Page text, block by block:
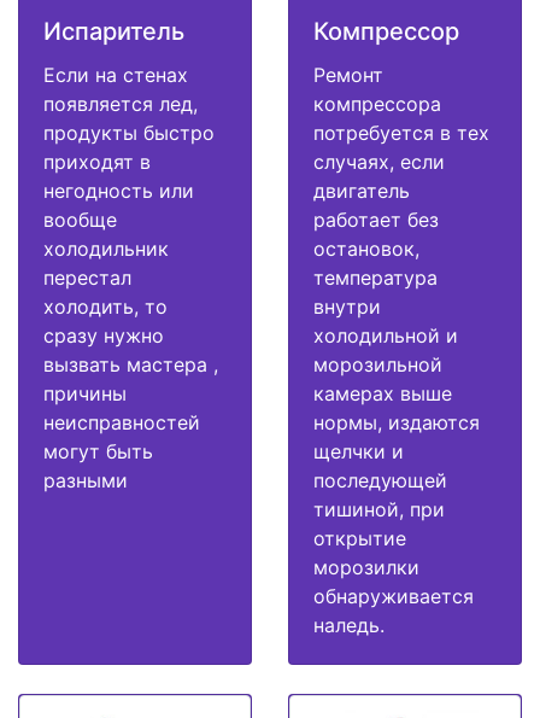
Испаритель
Если на стенах
появляется лед,
продукты быстро
приходят в
негодность или
вообще
холодильник
перестал
холодить, то
сразу нужно
вызвать мастера ,
причины
неисправностей
могут быть
разными
Компрессор
Ремонт
компрессора
потребуется в тех
случаях, если
двигатель
работает без
остановок,
температура
внутри
холодильной и
морозильной
камерах выше
нормы, издаются
щелчки и
последующей
тишиной, при
открытие
морозилки
обнаруживается
наледь.